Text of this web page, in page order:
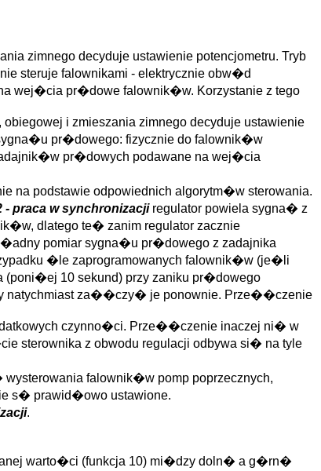
zimnego decyduje ustawienie potencjometru. Tryb
steruje falownikami - elektrycznie obw�d
wej�cia pr�dowe falownik�w. Korzystanie z tego
i zmieszania zimnego decyduje ustawienie
pr�dowego: fizycznie do falownik�w
pr�dowych podawane na wej�cia
na podstawie odpowiednich algorytm�w sterowania.
- praca w synchronizacjiregulator powiela sygna� z
dlatego te� zanim regulator zacznie
pomiar sygna�u pr�dowego z zadajnika
�le zaprogramowanych falownik�w (je�li
(poni�ej 10 sekund) przy zaniku pr�dowego
natychmiast za��czy� je ponownie. Prze��czenie
czynno�ci. Prze��czenie inaczej ni� w
sterownika z obwodu regulacji odbywa si� na tyle
falownik�w pomp poprzecznych,
s� prawid�owo ustawione.
.
warto�ci (funkcja 10) mi�dzy doln� a g�rn�